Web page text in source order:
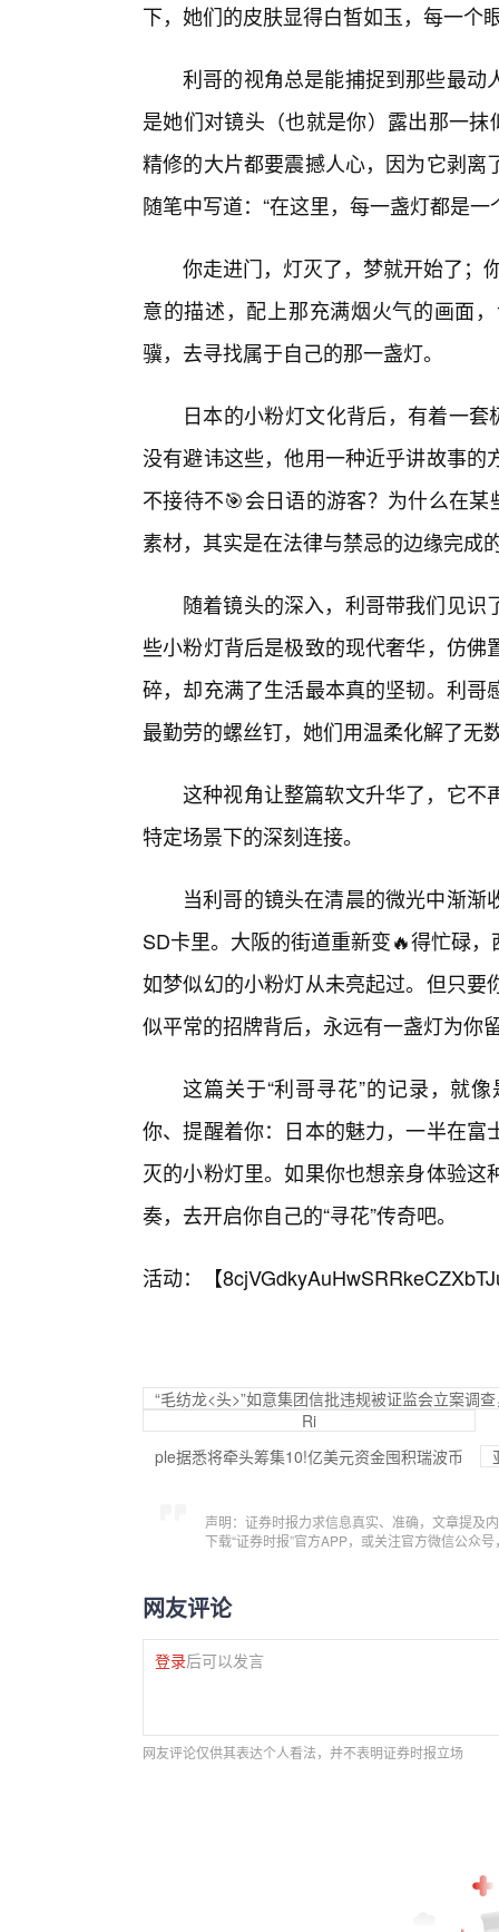
下，她们的皮肤显得白皙如玉，每一个
利哥的视角总是能捕捉到那些最动
是她们对镜头（也就是你）露出那一
精修的大片都要震撼人心，因为它剥
随笔中写道：“在这里，每一盏灯都是一
你走进门，灯灭了，梦就开始了；
意的描述，配上那充满烟火气的画面
骥，去寻找属于自己的那一盏灯。
日本的小粉灯文化背后，有着一
没有避讳这些，他用一种近乎讲故事
不接待不🎯会日语的游客？为什么在
素材，其实是在法律与禁忌的边缘完成
随着镜头的深入，利哥带我们见
些小粉灯背后是极致的现代奢华，仿
碎，却充满了生活最本真的坚韧。利
最勤劳的螺丝钉，她们用温柔化解了无
这种视角让整篇软文升华了，它不
特定场景下的深刻连接。
当利哥的镜头在清晨的微光中渐
SD卡里。大阪的街道重新变🔥得忙碌
如梦似幻的小粉灯从未亮起过。但只
似平常的招牌背后，永远有一盏灯为你
这篇关于“利哥寻花”的记录，就
你、提醒着你：日本的魅力，一半在
灭的小粉灯里。如果你也想亲身体验
奏，去开启你自己的“寻花”传奇吧。
活动：【
“毛纺龙<头>”如意集团信批违规被证监会立案调
Ri
ple据悉将牵头筹集10!亿美元资金囤积瑞波币
声明：证券时报力求信息真实、准确，文章提及
下载“证券时报”官方APP，或关注官方微信公众
网友评论
登录后可以发言
网友评论仅供其表达个人看法，并不表明证券时报立场